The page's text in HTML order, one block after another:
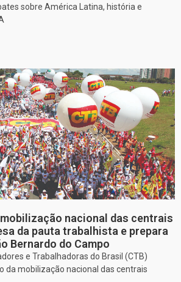
sobre América Latina, história e
nacional das centrais
da pauta trabalhista e prepara
Bernardo do Campo
e Trabalhadoras do Brasil (CTB)
da mobilização nacional das centrais